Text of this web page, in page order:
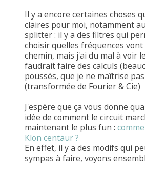
Il y a encore certaines choses
claires pour moi, notamment
splitter : il y a des filtres qui
choisir quelles fréquences
chemin, mais j'ai du mal à voir
faudrait faire des calculs
poussés, que je ne maîtrise
(transformée de Fourier & Cie)
J'espère que ça vous donne
idée de comment le circuit
maintenant le plus fun :
Klon centaur ?
En effet, il y a des modifs qui
sympas à faire, voyons